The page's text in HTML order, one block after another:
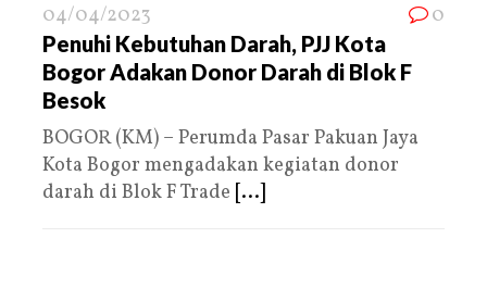
04/04/2023 0
Penuhi Kebutuhan Darah, PJJ Kota
Bogor Adakan Donor Darah di Blok F
Besok
BOGOR (KM) – Perumda Pasar Pakuan Jaya
Kota Bogor mengadakan kegiatan donor
darah di Blok F Trade [...]